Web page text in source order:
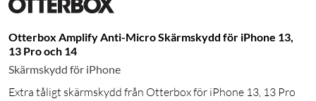
Otterbox Amplify Anti-Micro Skärmskydd för iPhone 13,
13 Pro och 14
Skärmskydd för iPhone
Extra tåligt skärmskydd från Otterbox för iPhone 13, 13 Pro